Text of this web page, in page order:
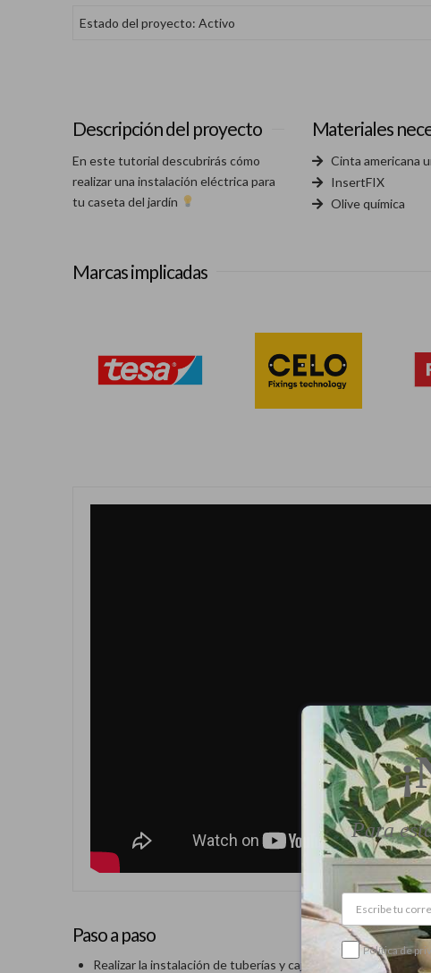
Estado del proyecto: Activo
Descripción del proyecto
En este tutorial descubrirás cómo
realizar una instalación eléctrica para
tu caseta del jardín
Materiales
Cinta americana
InsertFIX
Olive química
Marcas implicadas
Paso a paso
Realizar la instalación de tuberías y caja
Para
Política de